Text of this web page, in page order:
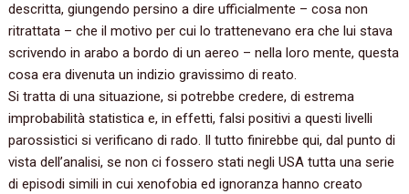
‬descritta,‭ ‬giungendo persino a dire ufficialmente‭ – ‬cosa non
ritrattata‭ – ‬che il motivo per cui lo trattenevano era che lui stava
scrivendo in arabo a bordo di un aereo‭ – ‬nella loro mente,‭ ‬questa
cosa era divenuta un indizio gravissimo di reato.
Si tratta di una situazione,‭ ‬si potrebbe credere,‭ ‬di estrema
improbabilità statistica e,‭ ‬in effetti,‭ ‬falsi positivi a questi livelli
parossistici si verificano di rado.‭ ‬Il tutto finirebbe qui,‭ ‬dal punto di
vista dell’analisi,‭ ‬se non ci fossero stati negli USA tutta una serie
di episodi simili in cui xenofobia ed ignoranza hanno creato